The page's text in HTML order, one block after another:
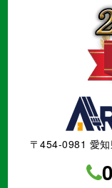
〒454-0981 愛